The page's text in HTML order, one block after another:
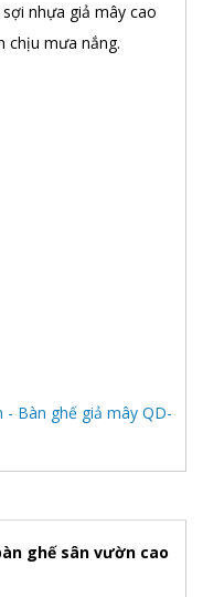
nhựa giả mây cao
chịu mưa nắng.
ghế sân vườn cao